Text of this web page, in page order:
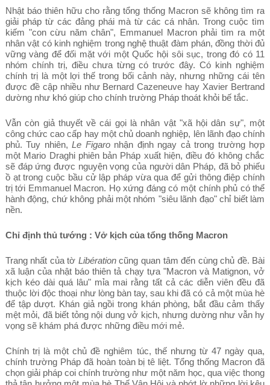
Nhật báo thiên hữu cho rằng tổng thống Macron sẽ không tìm ra
giải pháp từ các đảng phái mà từ các cá nhân. Trong cuộc tìm
kiếm "con cừu năm chân", Emmanuel Macron phải tìm ra một
nhân vật có kinh nghiệm trong nghệ thuật đàm phán, đồng thời đủ
vững vàng để đối mặt với một Quốc hội sôi sục, trong đó có 11
nhóm chính trị, điều chưa từng có trước đây. Có kinh nghiệm
chính trị là một lợi thế trong bối cảnh này, nhưng những cái tên
được đề cập nhiều như Bernard Cazeneuve hay Xavier Bertrand
dường như khó giúp cho chính trường Pháp thoát khỏi bế tắc.
Vẫn còn giả thuyết về cái gọi là nhân vật "xã hội dân sự", một
công chức cao cấp hay một chủ doanh nghiệp, lên lãnh đạo chính
phủ. Tuy nhiên,Le Figaronhận định ngay cả trong trường hợp
một Mario Draghi phiên bản Pháp xuất hiện, điều đó không chắc
sẽ đáp ứng được nguyện vọng của người dân Pháp, đã bỏ phiếu
ồ ạt trong cuộc bầu cử lập pháp vừa qua để gửi thông điệp chính
trị tới Emmanuel Macron. Họ xứng đáng có một chính phủ có thể
hành động, chứ không phải một nhóm "siêu lãnh đạo" chỉ biết làm
nền.
Chỉ định thủ tướng : Vở kịch của tổng thống Macron
Trang nhất của tờ Libérationcũng quan tâm đến cùng chủ đề. Bài
xã luận của nhật báo thiên tả chạy tựa "Macron và Matignon, vở
kịch kéo dài quá lâu" mỉa mai rằng tất cả các diễn viên đều đã
thuộc lời độc thoại như lòng bàn tay, sau khi đã có cả một mùa hè
để tập dượt. Khán giả ngồi trong khán phòng, bắt đầu cảm thấy
mệt mỏi, đã biết tỏng nội dung vở kịch, nhưng dường như vẫn hy
vọng sẽ khám phá được những điều mới mẻ.
Chính trị là một chủ đề nghiêm túc, thế nhưng từ 47 ngày qua,
chính trường Pháp đã hoàn toàn bị tê liệt. Tổng thống Macron đã
chọn giải pháp coi chính trường như một năm học, qua việc thong